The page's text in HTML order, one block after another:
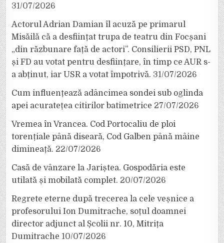
31/07/2026
Actorul Adrian Damian îl acuză pe primarul
Misăilă că a desființat trupa de teatru din Focșani
„din răzbunare față de actori”. Consilierii PSD, PNL
și FD au votat pentru desființare, în timp ce AUR s-
a abținut, iar USR a votat împotrivă. 31/07/2026
Cum influențează adâncimea sondei sub oglinda
apei acuratețea citirilor batimetrice 27/07/2026
Vremea în Vrancea. Cod Portocaliu de ploi
torențiale până diseară, Cod Galben până mâine
dimineață. 22/07/2026
Casă de vânzare la Jariștea. Gospodăria este
utilată și mobilată complet. 20/07/2026
Regrete eterne după trecerea la cele veșnice a
profesorului Ion Dumitrache, soțul doamnei
director adjunct al Școlii nr. 10, Mitrița
Dumitrache 10/07/2026